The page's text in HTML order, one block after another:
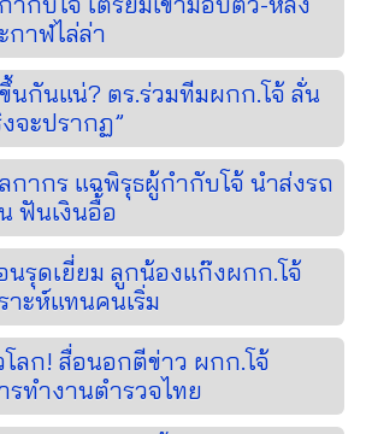
กาฬไล่ล่า
นกันแน่? ตร.ร่วมทีมผกก.โจ้ ลั่น
จะปรากฏ”
กากร แฉพิรุธผู้กำกับโจ้ นำส่งรถ
ฟันเงินอื้อ
รุดเยี่ยม ลูกน้องแก๊งผกก.โจ้
าะห์แทนคนเริ่ม
ลก! สื่อนอกตีข่าว ผกก.โจ้
รทำงานตำรวจไทย